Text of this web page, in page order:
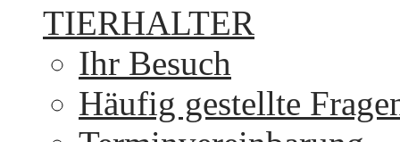
TIERHALTER
Ihr Besuch
Häufig gestellte